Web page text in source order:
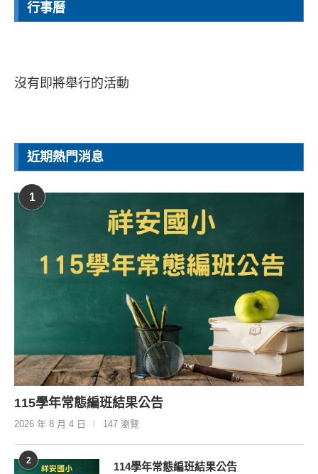
行事曆
沒有即將舉行的活動
近期熱門消息
1
115學年常態編班結果公告
2026 年 8 月 4 日 147 瀏覽
2
114學年常態編班結果公告